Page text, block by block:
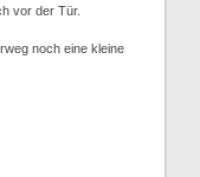
vor der Tür.
noch eine kleine